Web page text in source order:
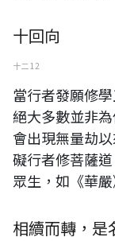
十回向
十二 12
當行者發願修
絕大多數並非
會出現無量劫
礙行者修菩薩
眾生，如《華
相續而轉，是